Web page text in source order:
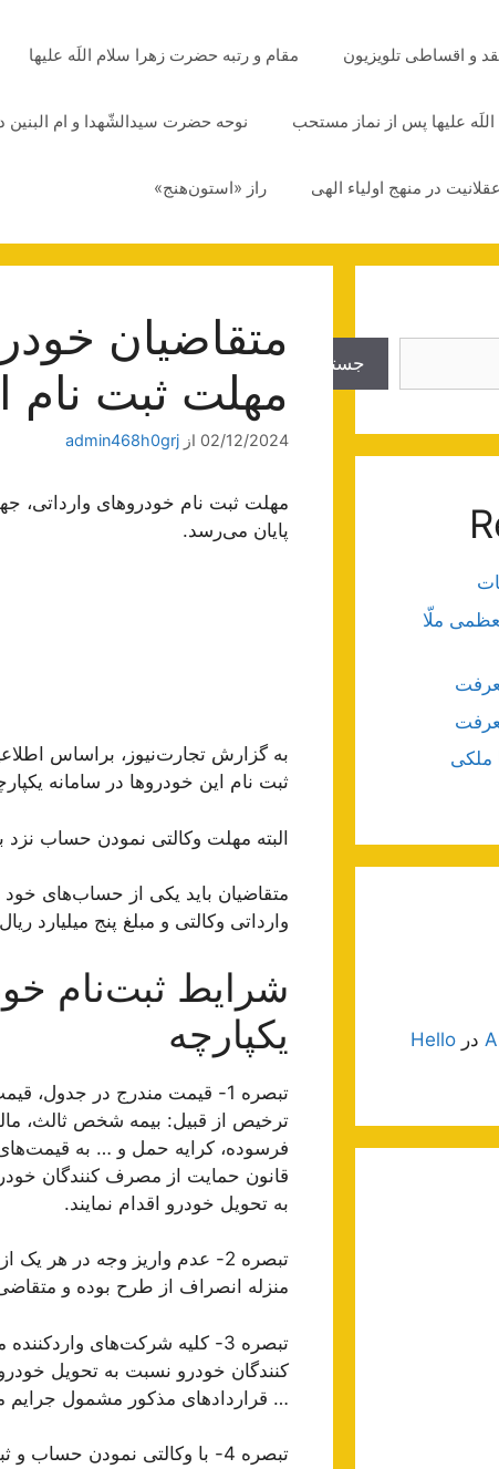
و اقساطی تلویزیون مقام و رتبه حضرت زهرا سلام اللَه علیها
علیها پس از نماز مستحب نوحه حضرت سیدالشّهدا و ام
عقلانیت در منهج اولیاء الهی راز «استون‌هنج»
متقاضیان
مهلت ثبت نام
02/12/2024 از admin468h0grj
مهلت ثبت نام خودروهای وارداتی،
پایان می‌رسد.
به گزارش تجارت‌نیوز، براساس
ثبت نام این خودروها در سامانه یکپارچه تا امروز
البته مهلت وکالتی نمودن حساب نزد بانک ها شنبه
متقاضیان باید یکی از حساب‌های
وارداتی وکالتی و مبلغ پنج میلیارد
شرایط ثبت‌نام
یکپارچه
تبصره 1- قیمت مندرج در
ترخیص از قبیل: بیمه شخص ثالث،
فرسوده، کرایه حمل و … به قیمت‌های
قانون حمایت از مصرف کنندگان
به تحویل خودرو اقدام نمایند.
منزله انصراف از طرح بوده و
تبصره 3- کلیه شرکت‌های
کنندگان خودرو نسبت به تحویل
… قراردادهای مذکور مشمول جرایم
تبصره 4- با وکالتی نمودن
جستجو
ملّا
ملکی
در Hello